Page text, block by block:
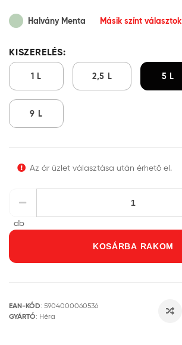
Halvány Menta Másik színt választok
KISZERELÉS:
1 L 2,5 L 5 L
9 L
Az ár üzlet választása után érhető el.
db
KOSÁRBA RAKOM
EAN-KÓD: 5904000060536
GYÁRTÓ: Héra